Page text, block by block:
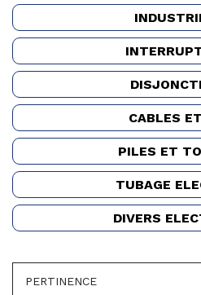
CABLES
PILES ET
TUBAGE
DIVERS
PERTINENCE